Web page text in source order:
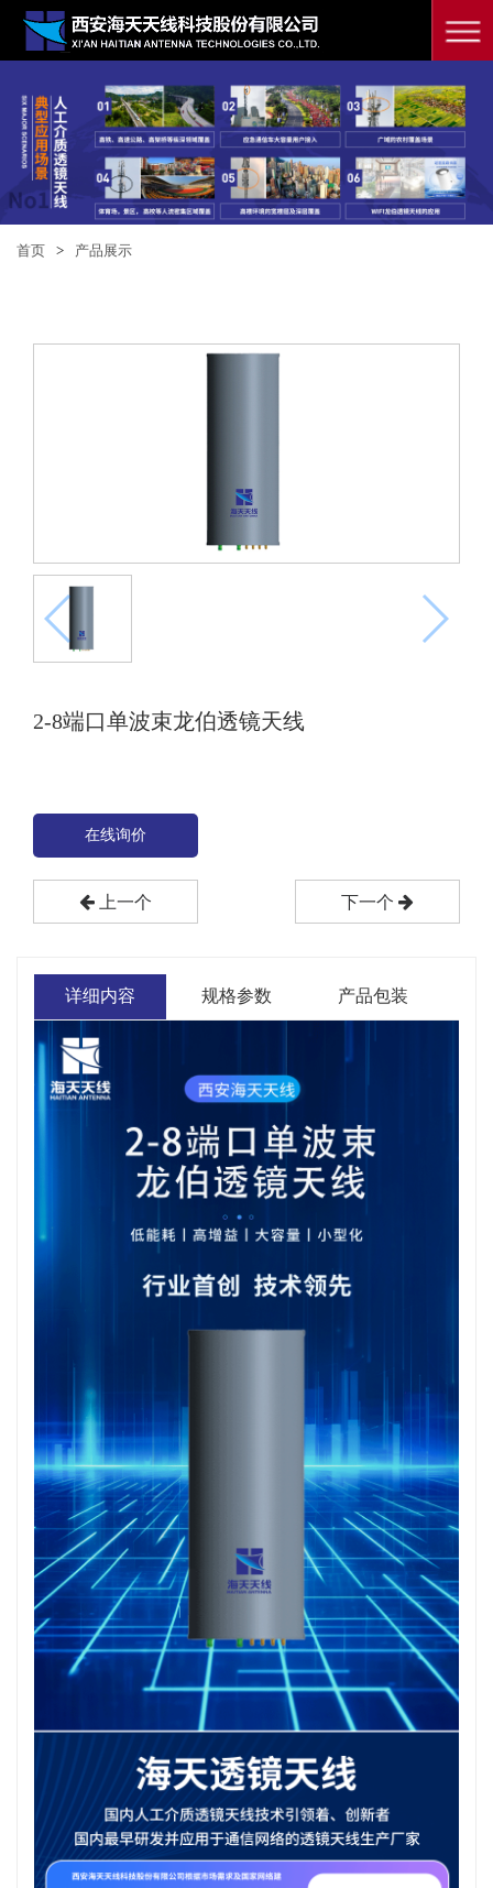
首页 > 产品展示
2-8端口单波束龙伯透镜天线
在线询价
上一个 下一个
详细内容 规格参数 产品包装